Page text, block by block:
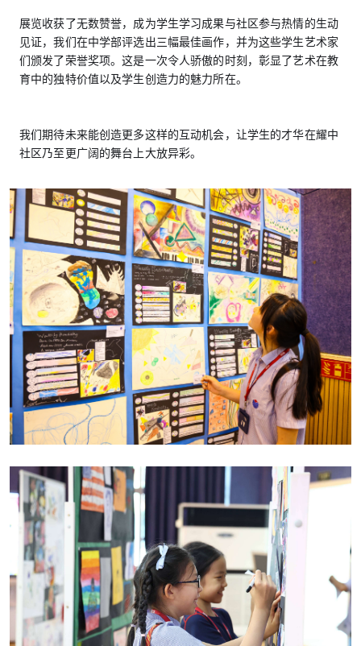
展览收获了无数赞誉，成为学生学习成果与社区参与热情的生动
见证，我们在中学部评选出三幅最佳画作，并为这些学生艺术家
们颁发了荣誉奖项。这是一次令人骄傲的时刻，彰显了艺术在教
育中的独特价值以及学生创造力的魅力所在。
我们期待未来能创造更多这样的互动机会，让学生的才华在耀中
社区乃至更广阔的舞台上大放异彩。